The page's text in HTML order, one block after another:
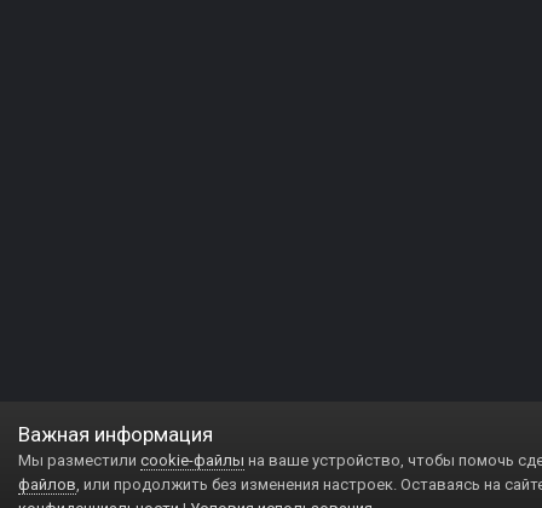
Важная информация
Мы разместили cookie-файлы на ваше устройство, чтобы помочь
файлов, или продолжить без изменения настроек. Оставаясь на